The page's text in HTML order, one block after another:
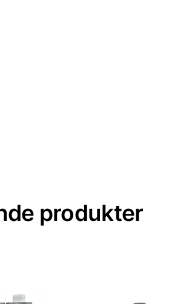
produkter